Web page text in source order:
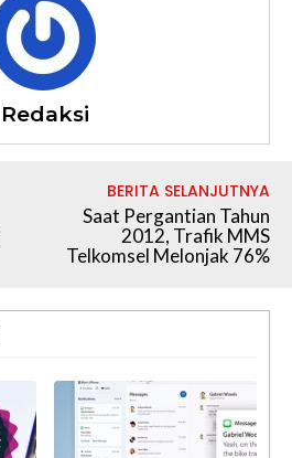
Redaksi
BERITA SELANJUTNYA
Saat Pergantian Tahun
2012, Trafik MMS
Telkomsel Melonjak 76%